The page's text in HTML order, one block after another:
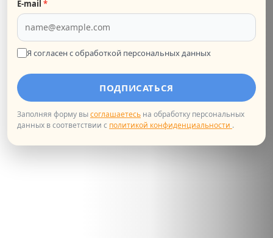
Рождественскую встречу "Французские сказки"
КУЛЬТУРНОЕ МЕРОПРИЯТИЕ
E‑mail *
Я согласен с обработкой персональных данных
ПОДПИСАТЬСЯ
Заполняя форму высоглашаетесь на обработку персональных
данных в соответствии с политикой конфиденциальности .